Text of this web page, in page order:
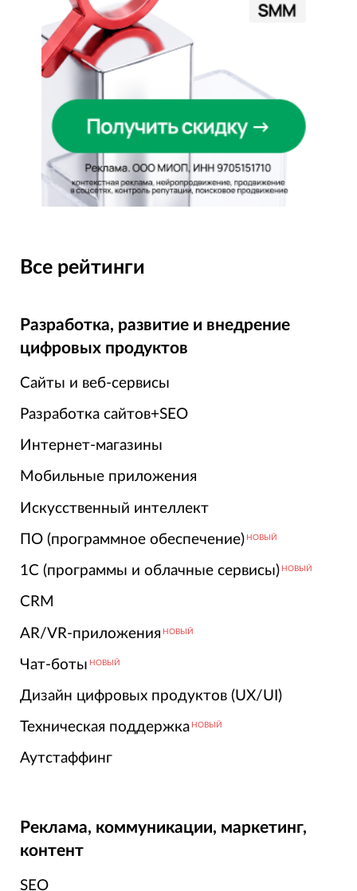
Все рейтинги
Разработка, развитие и внедрение
цифровых продуктов
Сайты и веб-сервисы
Разработка сайтов+SEO
Интернет-магазины
Мобильные приложения
Искусственный интеллект
ПО (программное обеспечение) НОВЫЙ
1С (программы и облачные сервисы) НОВЫЙ
CRM
AR/VR-приложения НОВЫЙ
Чат-боты НОВЫЙ
Дизайн цифровых продуктов (UX/UI)
Техническая поддержка НОВЫЙ
Аутстаффинг
Реклама, коммуникации, маркетинг,
контент
SEO